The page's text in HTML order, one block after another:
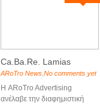
Ca.Ba.Re. Lamias
ARoTro News No comments yet
Η ARoTro Advertising
ανέλαβε την διαφημιστική